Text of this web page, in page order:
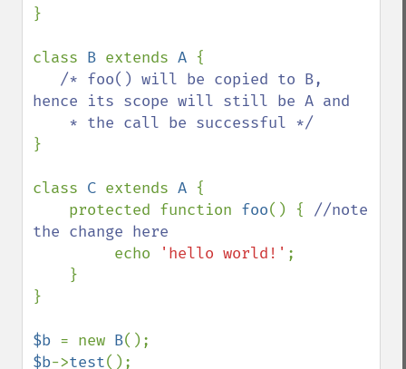
}
class B extends A {
/* foo() will be copied to B,
hence its scope will still be A and
}
class C extends A {
    protected function
foo() { //note
the change here
echo
'hello world!' ;
}
$b = new B
$b->test